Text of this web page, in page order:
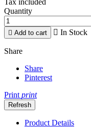
Tax included
Quantity
 Add to cart  In Stock
Share
Share
Pinterest
Printprint
Product Details